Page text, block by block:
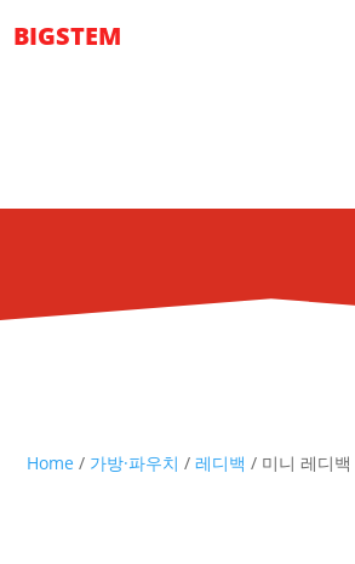
BIGSTEM
Home / 가방·파우치 /레디백 / 미니 레디